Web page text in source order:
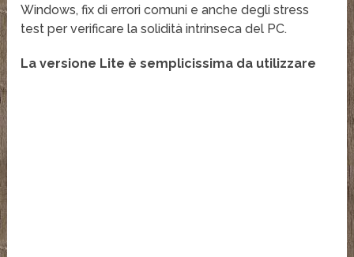
Windows, fix di errori comuni e anche degli stress
test per verificare la solidità intrinseca del PC.
La versione Lite è semplicissima da utilizzare